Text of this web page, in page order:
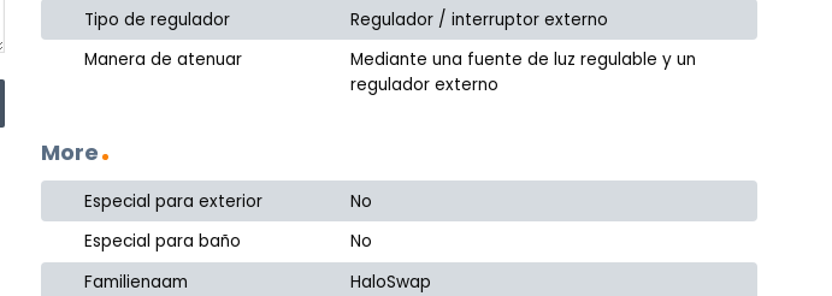
Tipo de regulador
Regulador / interruptor externo
Manera de atenuar
Mediante una fuente de luz regulable y un
regulador externo
More
Especial para exterior
No
Especial para baño
No
Familienaam
HaloSwap